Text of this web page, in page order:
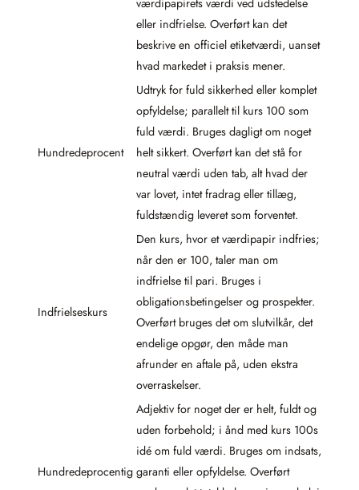
værdipapirets værdi ved udstedelse
eller indfrielse. Overført kan det
beskrive en officiel etiketværdi, uanset
hvad markedet i praksis mener.
Hundredeprocent
Udtryk for fuld sikkerhed eller komplet
opfyldelse; parallelt til kurs 100 som
fuld værdi. Bruges dagligt om noget
helt sikkert. Overført kan det stå for
neutral værdi uden tab, alt hvad der
var lovet, intet fradrag eller tillæg,
fuldstændig leveret som forventet.
Indfrielseskurs
Den kurs, hvor et værdipapir indfries;
når den er 100, taler man om
indfrielse til pari. Bruges i
obligationsbetingelser og prospekter.
Overført bruges det om slutvilkår, det
endelige opgør, den måde man
afrunder en aftale på, uden ekstra
overraskelser.
Hundredeprocentig
Adjektiv for noget der er helt, fuldt og
uden forbehold; i ånd med kurs 100s
idé om fuld værdi. Bruges om indsats,
garanti eller opfyldelse. Overført